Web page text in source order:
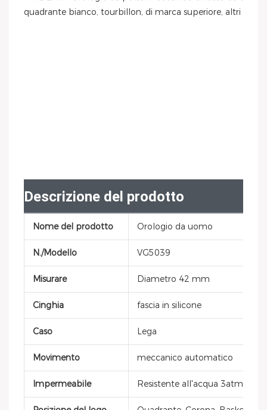
Descrizione del prodotto
Nome del prodotto Orologio da uomo
N./Modello VG5039
Misurare Diametro 42 mm
Cinghia fascia in silicone
Caso Lega
Movimento meccanico automatico
Impermeabile Resistente all'acqua 3atm